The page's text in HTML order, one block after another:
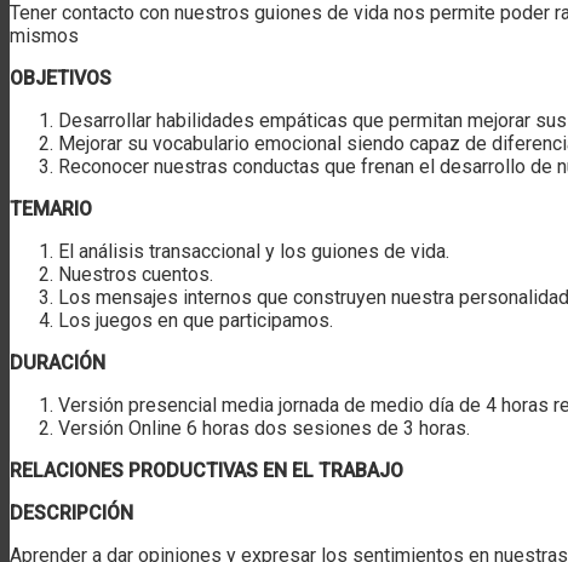
Tener contacto con nuestros guiones de vida nos permite poder
mismos
OBJETIVOS
Desarrollar habilidades empáticas que permitan mejorar
Mejorar su vocabulario emocional siendo capaz de
Reconocer nuestras conductas que frenan el desarrollo de
TEMARIO
El análisis transaccional y los guiones de vida.
Nuestros cuentos.
Los mensajes internos que construyen nuestra
Los juegos en que participamos.
DURACIÓN
Versión presencial media jornada de medio día de 4 horas
Versión Online 6 horas dos sesiones de 3 horas.
RELACIONES PRODUCTIVAS EN EL TRABAJO
DESCRIPCIÓN
Aprender a dar opiniones y expresar los sentimientos en